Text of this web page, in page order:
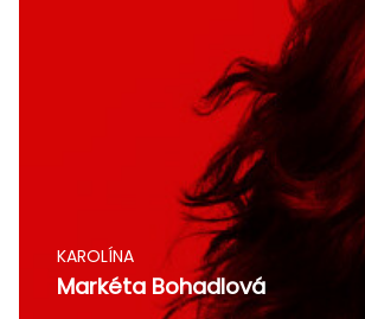
KAROLÍNA
Markéta Bohadlová